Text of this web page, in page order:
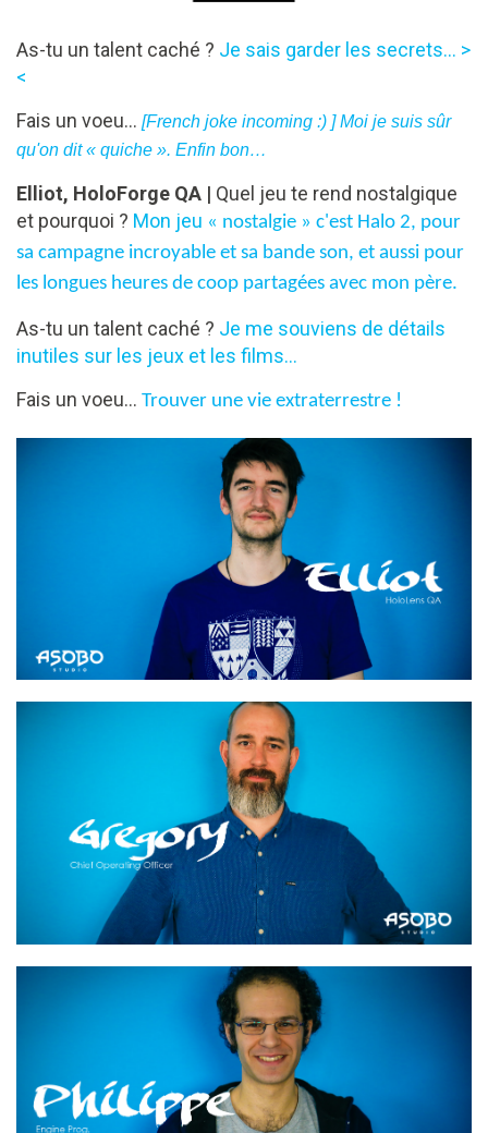
As-tu un talent caché ? Je sais garder les secrets... >
<
Fais un voeu... [French joke incoming :) ] Moi je suis sûr
qu'on dit « quiche ». Enfin bon…
Elliot, HoloForge QA | Quel jeu te rend nostalgique
et pourquoi ? Mon jeu « nostalgie » c'est Halo 2, pour
sa campagne incroyable et sa bande son, et aussi pour
les longues heures de coop partagées avec mon père.
As-tu un talent caché ? Je me souviens de détails
inutiles sur les jeux et les films...
Fais un voeu... Trouver une vie extraterrestre !